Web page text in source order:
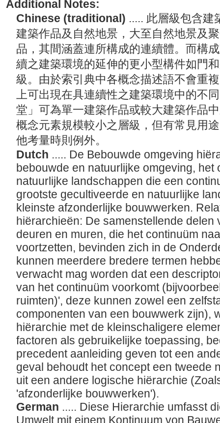
Additional Notes:
Chinese (traditional) ..... 此層級包含建
建築作品及自然地景，大至自然地景及
品，其間涵蓋連所構成的連續體。而構
續之建築環境的延伸的更小型構件如門
級。由於索引典中各概念描述語不會重
上可出現在具連續性之建築環境中的不
堂」可為單一建築作品或較大建築作品
概念元素規模較小之層級，但有常見用
他考量時則例外。
Dutch ..... De Bebouwde omgeving
bebouwde en natuurlijke omgeving, het
natuurlijke landschappen die een
grootste gecultiveerde en natuurlijke
kleinste afzonderlijke bouwwerken.
hiërarchieën: De samenstellende delen
deuren en muren, die het continuüm
voortzetten, bevinden zich in de
kunnen meerdere bredere termen
verwacht mag worden dat een
van het continuüm voorkomt
ruimten)', deze kunnen zowel een
componenten van een bouwwerk zijn),
hiërarchie met de kleinschaligere
factoren als gebruikelijke toepassing,
precedent aanleiding geven tot een
geval behoudt het concept een tweede
uit een andere logische hiërarchie
'afzonderlijke bouwwerken').
German ..... Diese Hierarchie umfasst
Umwelt mit einem Kontinuum von